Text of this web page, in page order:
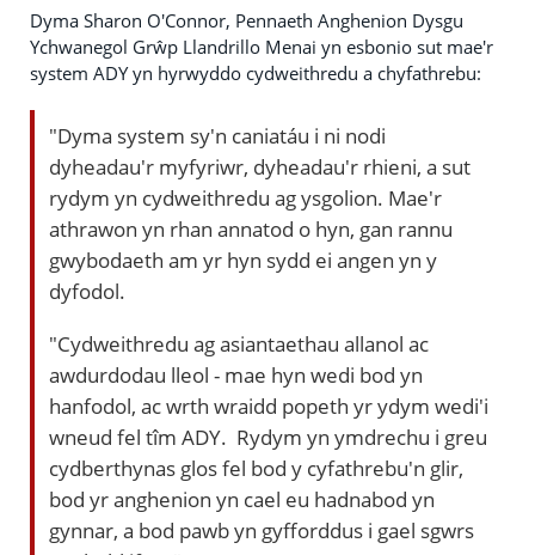
Dyma Sharon O'Connor, Pennaeth Anghenion Dysgu
Ychwanegol Grŵp Llandrillo Menai yn esbonio sut mae'r
system ADY yn hyrwyddo cydweithredu a chyfathrebu:
"Dyma system sy'n caniatáu i ni nodi
dyheadau'r myfyriwr, dyheadau'r rhieni, a sut
rydym yn cydweithredu ag ysgolion. Mae'r
athrawon yn rhan annatod o hyn, gan rannu
gwybodaeth am yr hyn sydd ei angen yn y
dyfodol.
"Cydweithredu ag asiantaethau allanol ac
awdurdodau lleol - mae hyn wedi bod yn
hanfodol, ac wrth wraidd popeth yr ydym wedi'i
wneud fel tîm ADY. Rydym yn ymdrechu i greu
cydberthynas glos fel bod y cyfathrebu'n glir,
bod yr anghenion yn cael eu hadnabod yn
gynnar, a bod pawb yn gyfforddus i gael sgwrs